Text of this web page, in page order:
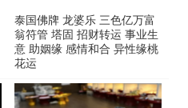
泰国佛牌 龙婆乐 三色亿万富
翁符管 塔固 招财转运 事业生
意 助姻缘 感情和合 异性缘桃
花运